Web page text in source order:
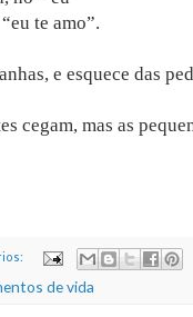
te amo”.
e esquece das
cegam, mas as
de vida